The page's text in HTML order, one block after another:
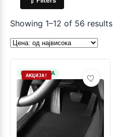
Showing 1–12 of 56 results
НА ЗАЛИХА
АКЦИЈА!